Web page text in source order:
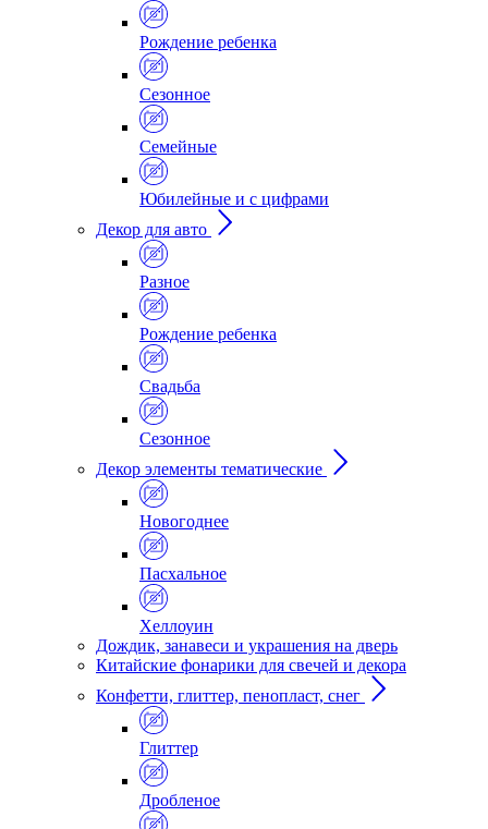
Рождение ребенка
Сезонное
Семейные
Юбилейные и с цифрами
Декор для авто
Разное
Рождение ребенка
Свадьба
Сезонное
Декор элементы тематические
Новогоднее
Пасхальное
Хеллоуин
Дождик, занавеси и украшения на дверь
Китайские фонарики для свечей и декора
Конфетти, глиттер, пенопласт, снег
Глиттер
Дробленое